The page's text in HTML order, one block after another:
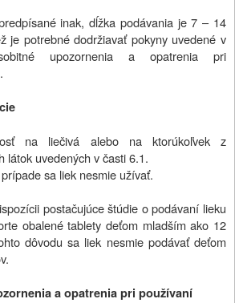
inak, dĺžka podávania je 7 – 14
je potrebné dodržiavať pokyny uvedené v
upozornenia a opatrenia pri
na liečivá alebo na ktorúkoľvek z
látok uvedených v časti 6.1.
sa liek nesmie užívať.
postačujúce štúdie o podávaní lieku
obalené tablety deťom mladším ako 12
dôvodu sa liek nesmie podávať deťom
a opatrenia pri používaní